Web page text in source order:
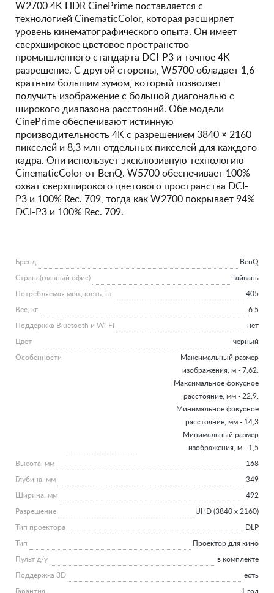
W2700 4K HDR CinePrime поставляется с
технологией CinematicColor, которая расширяет
уровень кинематографического опыта. Он имеет
сверхширокое цветовое пространство
промышленного стандарта DCI-P3 и точное 4K
разрешение. С другой стороны, W5700 обладает 1,6-
кратным большим зумом, который позволяет
получить изображение с большой диагональю с
широкого диапазона расстояний. Обе модели
CinePrime обеспечивают истинную
производительность 4K с разрешением 3840 × 2160
пикселей и 8,3 млн отдельных пикселей для каждого
кадра. Они использует эксклюзивную технологию
CinematicColor от BenQ. W5700 обеспечивает 100%
охват сверхширокого цветового пространства DCI-
P3 и 100% Rec. 709, тогда как W2700 покрывает 94%
DCI-P3 и 100% Rec. 709.
Бренд BenQ
Страна(главный офис) Тайвань
Потребляемая мощность, вт 405
Вес, кг 6.5
Поддержка Bluetooth и Wi-Fi нет
Цвет черный
Особенности
Максимальный размер
изображения, м - 7,62.
Максимальное фокусное
расстояние, мм - 22,9.
Минимальное фокусное
расстояние, мм - 14,3
Минимальный размер
изображения, м - 1,5
Высота, мм 168
Глубина, мм 349
Ширина, мм 492
Разрешение UHD (3840 x 2160)
Тип проектора DLP
Тип Проектор для кино
Пульт д/у в комплекте
Поддержка 3D есть
Гарантия 1 год